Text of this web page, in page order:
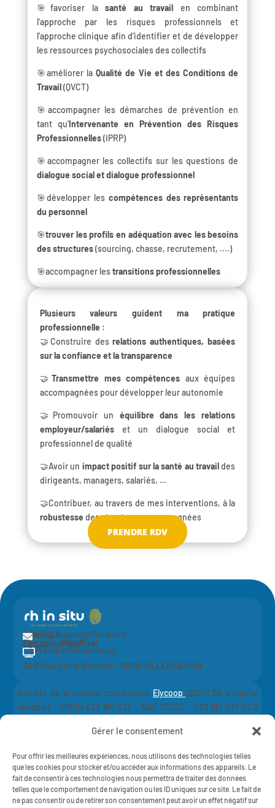
Gérer le consentement
Pour offrir les meilleures expériences, nous utilisons des technologies telles
que les cookies pour stocker et/ou accéder aux informations des appareils. Le
fait de consentir à ces technologies nous permettra de traiter des données
telles que le comportement de navigation ou les ID uniques sur ce site. Le fait de
ne pas consentir ou de retirer son consentement peut avoir un effet négatif sur
🎯favoriser lasanté au travail en combinant
l'approche par les risques professionnels et
l'approche clinique afin d'identifier et de développer
les ressources psychosociales des collectifs
🎯améliorer laQualité de Vie et des Conditions de
Travail(QVCT)
🎯accompagner les démarches de prévention en
tant qu'Intervenante en Prévention des Risques
Professionnelles(IPRP)
🎯accompagner les collectifs sur les questions de
dialogue social et dialogue professionnel
🎯développer les compétences des représentants
du personnel
🎯trouver les profils en adéquation avec les besoins
des structures(sourcing, chasse, recrutement, ....)
🎯accompagner lestransitions professionnelles
Plusieurs valeurs guident ma pratique
professionnelle :
🤝Construire desrelations authentiques, basées
sur la confiance et la transparence
🤝Transmettre mes compétences aux équipes
accompagnées pour développer leur autonomie
🤝Promouvoir un équilibre dans les relations
employeur/salariéset un dialogue social et
professionnel de qualité
🤝Avoir un impact positif sur la santé au travaildes
dirigeants, managers, salariés, …
🤝Contribuer, au travers de mes interventions, à la
robustesse des structures accompagnées
PRENDRE RDV
CONTACT
fanny.leguen@rhinsitu.fr
Prendre rendez-vous
LOCALISATION
Elycoop - Pôle Pixel
26 B Rue Emile Decorps - 69100 VILLEURBANNE
Activité de la société coopérative Elycoop (SCOP SA à capital
variable) -SIREN 429 851 637 - NAF 7022Z - 429 851 637 RCS
Politique de Confidentialité
RH IN SITU - 2025 - Tout droits réservés